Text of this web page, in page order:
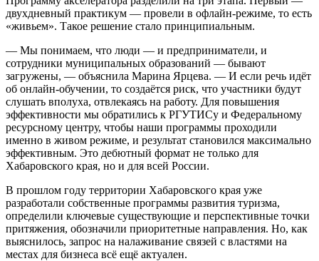
двухдневный практикум — провели в офлайн-режиме, то есть
«живьем». Такое решение стало принципиальным.
— Мы понимаем, что люди — и предприниматели, и
сотрудники муниципальных образований — бывают
загружены, — объяснила Марина Ярцева. — И если речь идёт
об онлайн-обучении, то создаётся риск, что участники будут
слушать вполуха, отвлекаясь на работу. Для повышения
эффективности мы обратились к РГУТИСу и Федеральному
ресурсному центру, чтобы наши программы проходили
именно в живом режиме, и результат становился максимально
эффективным. Это дебютный формат не только для
Хабаровского края, но и для всей России.
В прошлом году территории Хабаровского края уже
разработали собственные программы развития туризма,
определили ключевые существующие и перспективные точки
притяжения, обозначили приоритетные направления. Но, как
выяснилось, запрос на налаживание связей с властями на
местах для бизнеса всё ещё актуален.